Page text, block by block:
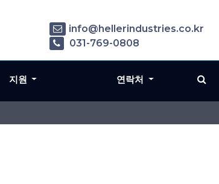
info@hellerindustries.co.kr
031-769-0808
지원 연락처